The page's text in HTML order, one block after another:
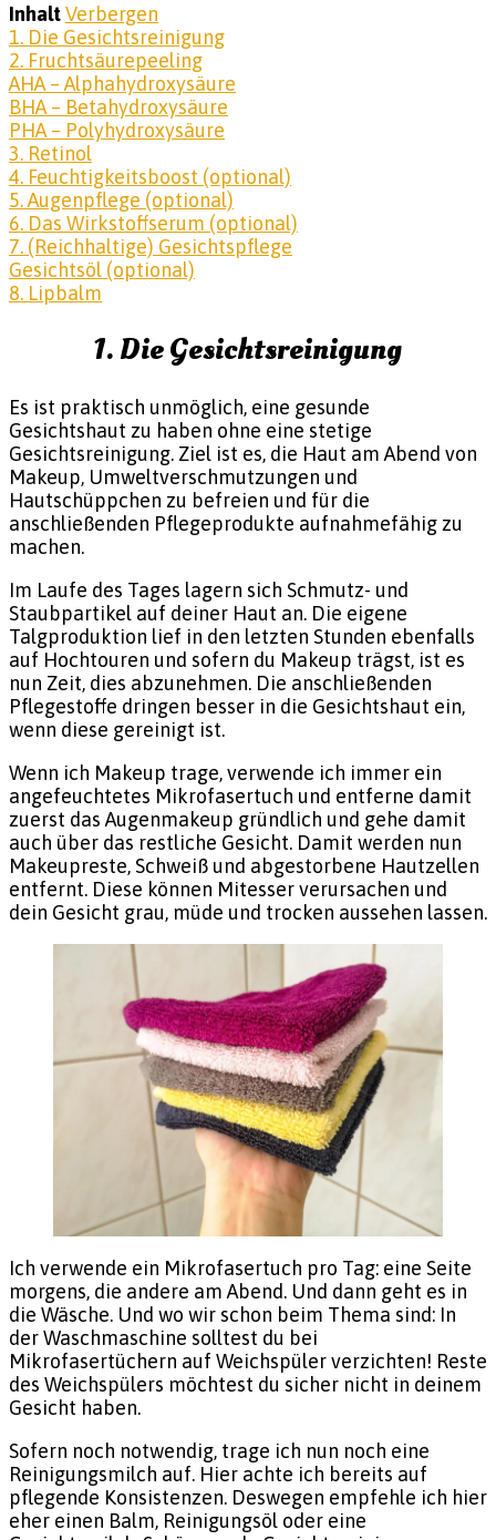
InhaltVerbergen
1. Die Gesichtsreinigung
2. Fruchtsäurepeeling
AHA – Alphahydroxysäure
BHA – Betahydroxysäure
PHA – Polyhydroxysäure
3. Retinol
4. Feuchtigkeitsboost (optional)
5. Augenpflege (optional)
6. Das Wirkstoffserum (optional)
7. (Reichhaltige) Gesichtspflege
Gesichtsöl (optional)
8. Lipbalm
1. Die Gesichtsreinigung
Es ist praktisch unmöglich, eine gesunde
Gesichtshaut zu haben ohne eine stetige
Gesichtsreinigung. Ziel ist es, die Haut am Abend von
Makeup, Umweltverschmutzungen und
Hautschüppchen zu befreien und für die
anschließenden Pflegeprodukte aufnahmefähig zu
machen.
Im Laufe des Tages lagern sich Schmutz- und
Staubpartikel auf deiner Haut an. Die eigene
Talgproduktion lief in den letzten Stunden ebenfalls
auf Hochtouren und sofern du Makeup trägst, ist es
nun Zeit, dies abzunehmen. Die anschließenden
Pflegestoffe dringen besser in die Gesichtshaut ein,
wenn diese gereinigt ist.
Wenn ich Makeup trage, verwende ich immer ein
angefeuchtetes Mikrofasertuch und entferne damit
zuerst das Augenmakeup gründlich und gehe damit
auch über das restliche Gesicht. Damit werden nun
Makeupreste, Schweiß und abgestorbene Hautzellen
entfernt. Diese können Mitesser verursachen und
dein Gesicht grau, müde und trocken aussehen lassen.
Ich verwende ein Mikrofasertuch pro Tag: eine Seite
morgens, die andere am Abend. Und dann geht es in
die Wäsche. Und wo wir schon beim Thema sind: In
der Waschmaschine solltest du bei
Mikrofasertüchern auf Weichspüler verzichten! Reste
des Weichspülers möchtest du sicher nicht in deinem
Gesicht haben.
Sofern noch notwendig, trage ich nun noch eine
Reinigungsmilch auf. Hier achte ich bereits auf
pflegende Konsistenzen. Deswegen empfehle ich hier
eher einen Balm, Reinigungsöl oder eine